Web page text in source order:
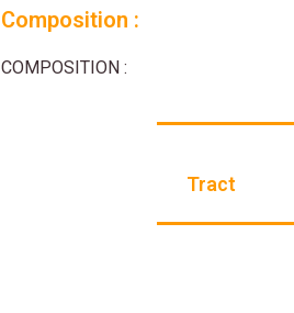
Composition :
COMPOSITION :
Tract